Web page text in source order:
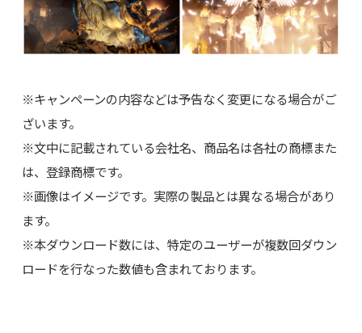
※キャンペーンの内容などは予告なく変更になる場合がご
ざいます。
※文中に記載されている会社名、商品名は各社の商標また
は、登録商標です。
※画像はイメージです。実際の製品とは異なる場合があり
ます。
※本ダウンロード数には、特定のユーザーが複数回ダウン
ロードを行なった数値も含まれております。